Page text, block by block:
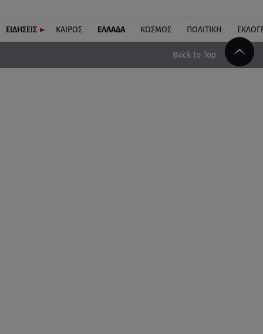
ΕΙΔΗΣΕΙΣ ΚΑΙΡΟΣ ΕΛΛΑΔΑ ΚΟΣΜΟΣ ΠΟΛΙΤΙΚΗ
Back to Top